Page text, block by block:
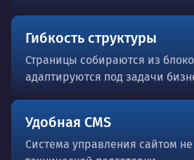
Гибкость структуры
Страницы собираются из
адаптируются под задачи
Удобная CMS
Система управления сайтом не